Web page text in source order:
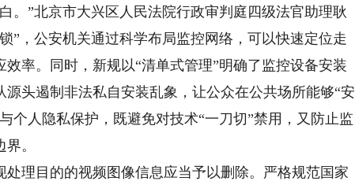
”北京市大兴区人民法院行政审判庭四级法官助理耿
”，公安机关通过科学布局监控网络，可以快速定位走
率。同时，新规以“清单式管理”明确了监控设备安装
头遏制非法私自安装乱象，让公众在公共场所能够“安
个人隐私保护，既避免对技术“一刀切”禁用，又防止监
。
理目的的视频图像信息应当予以删除。严格规范国家